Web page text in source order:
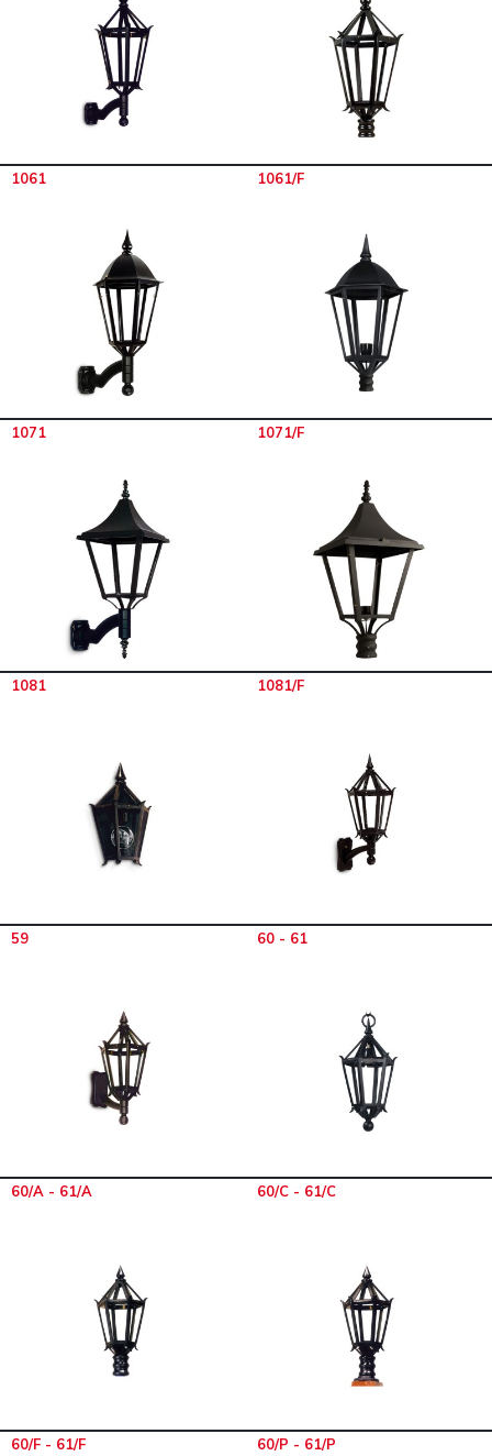
1061 1061/F
1071 1071/F
1081 1081/F
59 60 - 61
60/A - 61/A 60/C - 61/C
60/F - 61/F 60/P - 61/P